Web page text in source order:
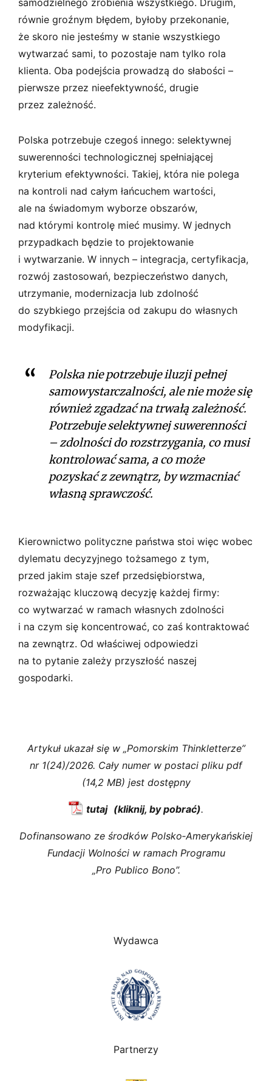
równie groźnym błędem, byłoby przekonanie,
że skoro nie jesteśmy w stanie wszystkiego
wytwarzać sami, to pozostaje nam tylko rola
klienta. Oba podejścia prowadzą do słabości –
pierwsze przez nieefektywność, drugie
przez zależność.
Polska potrzebuje czegoś innego: selektywnej
suwerenności technologicznej spełniającej
kryterium efektywności. Takiej, która nie polega
na kontroli nad całym łańcuchem wartości,
ale na świadomym wyborze obszarów,
nad którymi kontrolę mieć musimy. W jednych
przypadkach będzie to projektowanie
i wytwarzanie. W innych – integracja, certyfikacja,
rozwój zastosowań, bezpieczeństwo danych,
utrzymanie, modernizacja lub zdolność
do szybkiego przejścia od zakupu do własnych
modyfikacji.
Polska nie potrzebuje iluzji pełnej
samowystarczalności, ale nie może się
również zgadzać na trwałą zależność.
Potrzebuje selektywnej suwerenności
– zdolności do rozstrzygania, co musi
kontrolować sama, a co może
pozyskać z zewnątrz, by wzmacniać
własną sprawczość.
Kierownictwo polityczne państwa stoi więc wobec
dylematu decyzyjnego tożsamego z tym,
przed jakim staje szef przedsiębiorstwa,
rozważając kluczową decyzję każdej firmy:
co wytwarzać w ramach własnych zdolności
i na czym się koncentrować, co zaś kontraktować
na zewnątrz. Od właściwej odpowiedzi
na to pytanie zależy przyszłość naszej
gospodarki.
Artykuł ukazał się w „Pomorskim Thinkletterze”
nr 1(24)/2026. Cały numer w postaci pliku pdf
(14,2 MB) jest dostępny
tutaj .
Dofinansowano ze środków Polsko‑Amerykańskiej
Fundacji Wolności w ramach Programu
„Pro Publico Bono”.
Wydawca
Partnerzy